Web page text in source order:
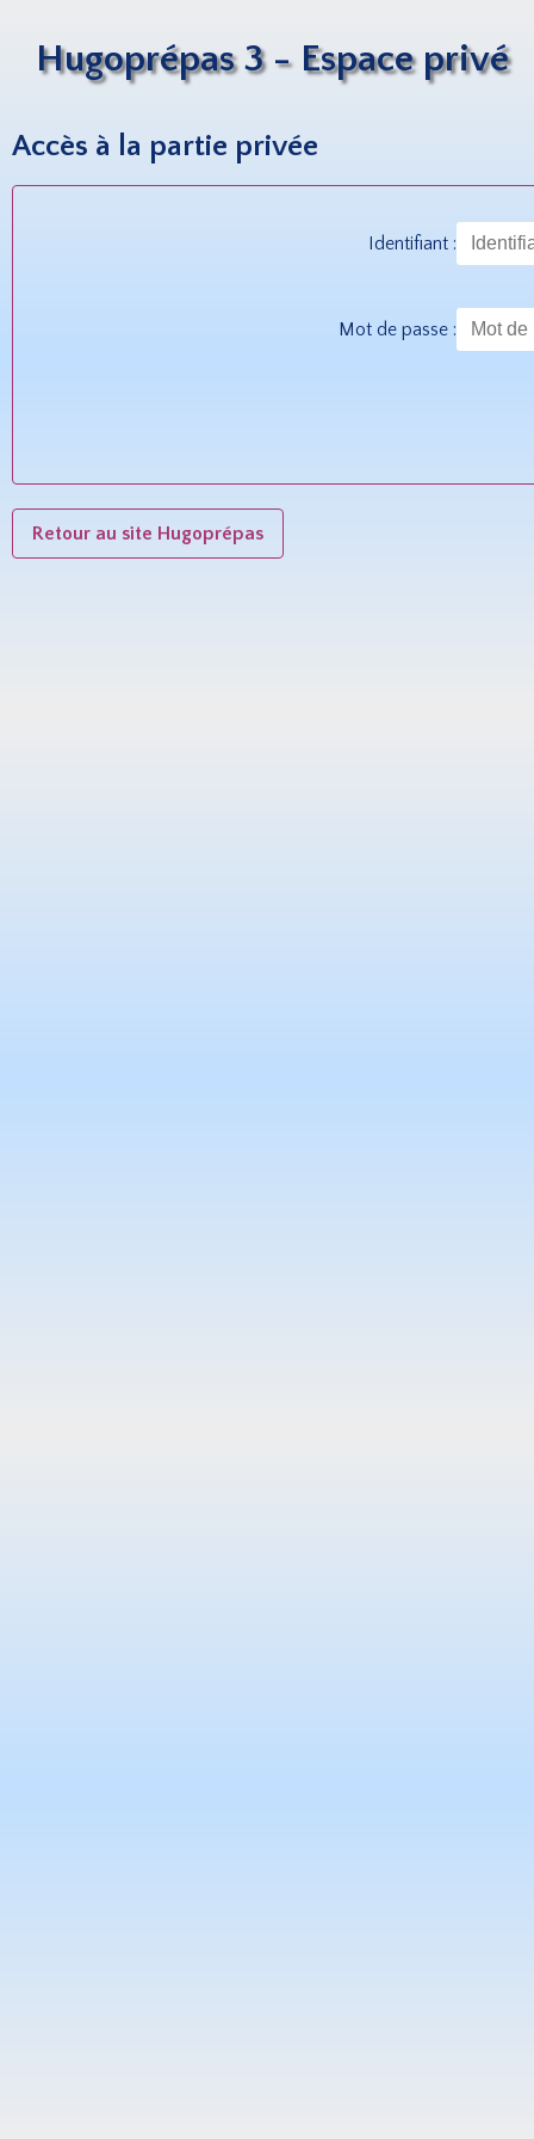
Hugoprépas 3 - Espace privé
Accès à la partie privée
Identifiant :
Mot de passe :
Retour au site Hugoprépas